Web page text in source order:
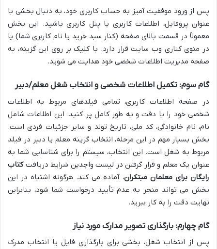
پس از ورود موفقیت آمیز به حساب کاربری خود، به دنبال بخشی با
عنوان پروفایل، اطلاعات کاربری یا پنل کاربری باشید. این بخش
معمولاً در قسمت بالای صفحه (کنار سبد خرید یا نام کاربری شما) یا
در منوی کناری وب سایت قرار دارد. با کلیک بر روی این گزینه، به
صفحه مدیریت اطلاعات شخصی خود هدایت می شوید.
گام سوم: تکمیل اطلاعات شخصی و انتخاب شغل معلم/دبیر
در صفحه اطلاعات کاربری، تمامی فیلدهای مربوط به اطلاعات
شخصی خود را با دقت و به طور کامل پر کنید. این اطلاعات شامل
نام، نام خانوادگی، کد ملی، تاریخ تولد و سایر جزئیات فردی است.
بخش بسیار مهم در این مرحله، انتخاب گزینه معلم یا دبیر در فیلد
مربوط به شغل است. این انتخاب، سیستم را برای شناسایی شما به
عنوان یک معلم و قرار گرفتن در لیست واجدین شرایط دریافتکتاب
رایگان برای معلمان مبتکران، آماده می کند. هرگونه اشتباه در این
بخش می تواند منجر به عدم تأیید درخواست شما شود، بنابراین
نهایت دقت را به کار ببرید.
گام چهارم: بارگذاری تصویر مدارک مورد نیاز
پس از انتخاب شغل، بخشی برای بارگذاری فایل یا انتخاب مدرک